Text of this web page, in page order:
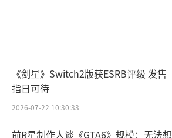
《剑星》Switch2版获ESRB评级 发售
指日可待
2026-07-22 10:30:33
前R星制作人谈《GTA6》规模：无法想